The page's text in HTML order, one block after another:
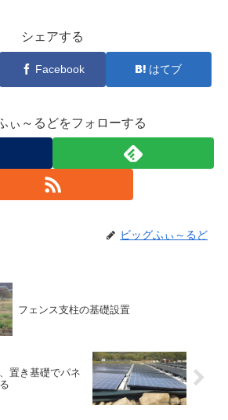
シェアする
Facebook はてブ
ぃ～るどをフォローする
ビッグふぃ～るど
フェンス支柱の基礎設置
置き基礎でパネ